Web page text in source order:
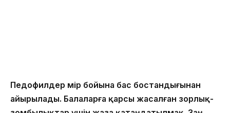
Педофилдер өмір бойына бас бостандығынан
айырылады. Балаларға қарсы жасалған зорлық-